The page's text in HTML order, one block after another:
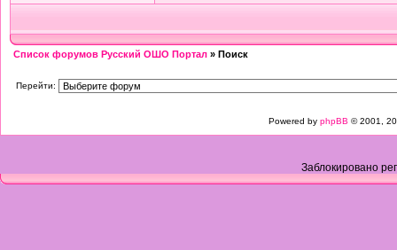
Список форумов Русский ОШО Портал » Поиск
Перейти:
Powered by phpBB © 2001,
Заблокировано